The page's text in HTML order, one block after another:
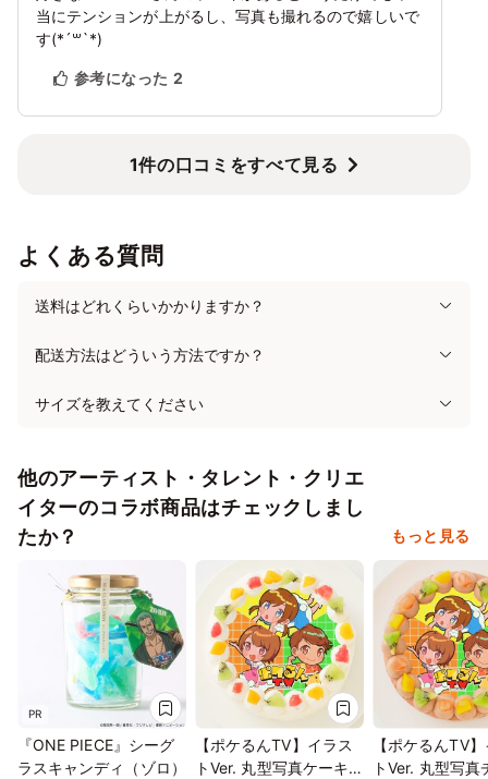
当にテンションが上がるし、写真も撮れるので嬉しいで
す(*´꒳`*)
参考になった 2
1件の口コミをすべて見る
よくある質問
送料はどれくらいかかりますか？
配送方法はどういう方法ですか？
サイズを教えてください
他のアーティスト・タレント・クリエ
イターのコラボ商品はチェックしまし
たか？
もっと見る
PR
『ONE PIECE』シーグ
ラスキャンディ（ゾロ）
【ポケるんTV】イラス
トVer. 丸型写真ケーキ 3
【ポケるんTV
トVer. 丸型写真